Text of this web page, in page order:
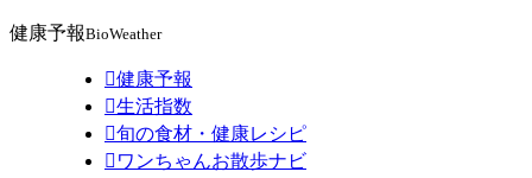
健康予報BioWeather
健康予報
生活指数
旬の食材・健康レシピ
 ワンちゃんお散歩ナビ